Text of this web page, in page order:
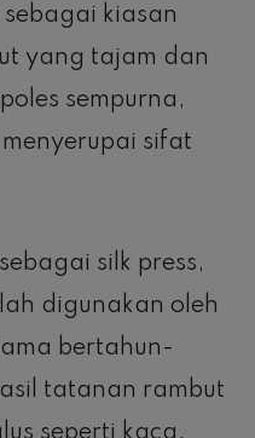
kiasan
yang tajam dan
sempurna,
sifat
silk press,
digunakan oleh
bertahun-
tatanan rambut